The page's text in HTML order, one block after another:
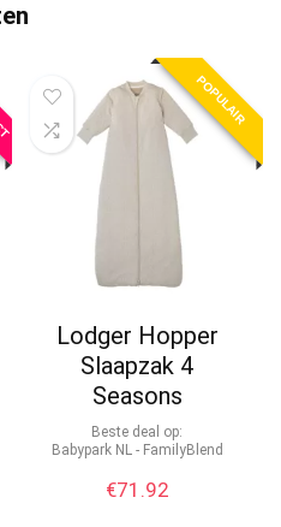
POPULAIR
Lodger Hopper
Slaapzak 4
Seasons
Beste deal op:
Babypark NL - FamilyBlend
€71.92